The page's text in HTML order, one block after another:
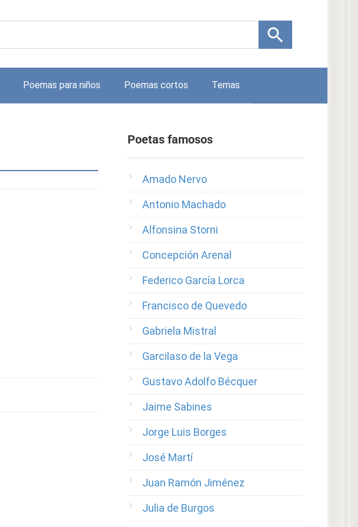
Poemas para niños Poemas cortos Temas
Poetas famosos
Amado Nervo
Antonio Machado
Alfonsina Storni
Concepción Arenal
Federico García Lorca
Francisco de Quevedo
Gabriela Mistral
Garcilaso de la Vega
Gustavo Adolfo Bécquer
Jaime Sabines
Jorge Luis Borges
José Martí
Juan Ramón Jiménez
Julia de Burgos